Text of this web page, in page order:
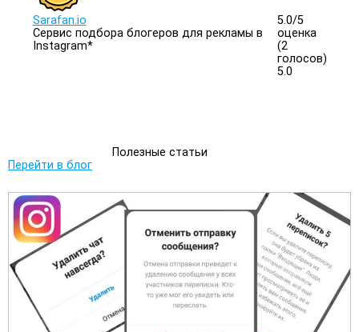
Sarafan.io
Сервис подбора блогеров для рекламы в
Instagram*
5.0/5
оценка
(2
голосов)
5.0
Полезные статьи
Перейти в блог